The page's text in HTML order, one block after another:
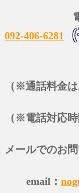
092-406-6281
（※通話料金
（※電話対応
メールでのお
email：